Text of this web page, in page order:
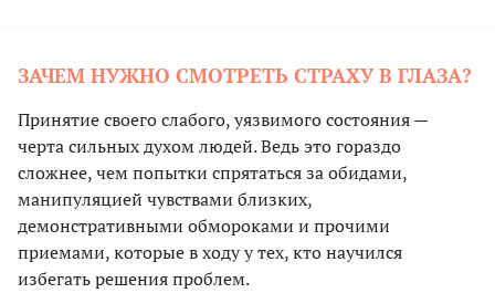
ЗАЧЕМ НУЖНО СМОТРЕТЬ СТРАХУ В ГЛАЗА?
Принятие своего слабого, уязвимого состояния —
черта сильных духом людей. Ведь это гораздо
сложнее, чем попытки спрятаться за обидами,
манипуляцией чувствами близких,
демонстративными обмороками и прочими
приемами, которые в ходу у тех, кто научился
избегать решения проблем.